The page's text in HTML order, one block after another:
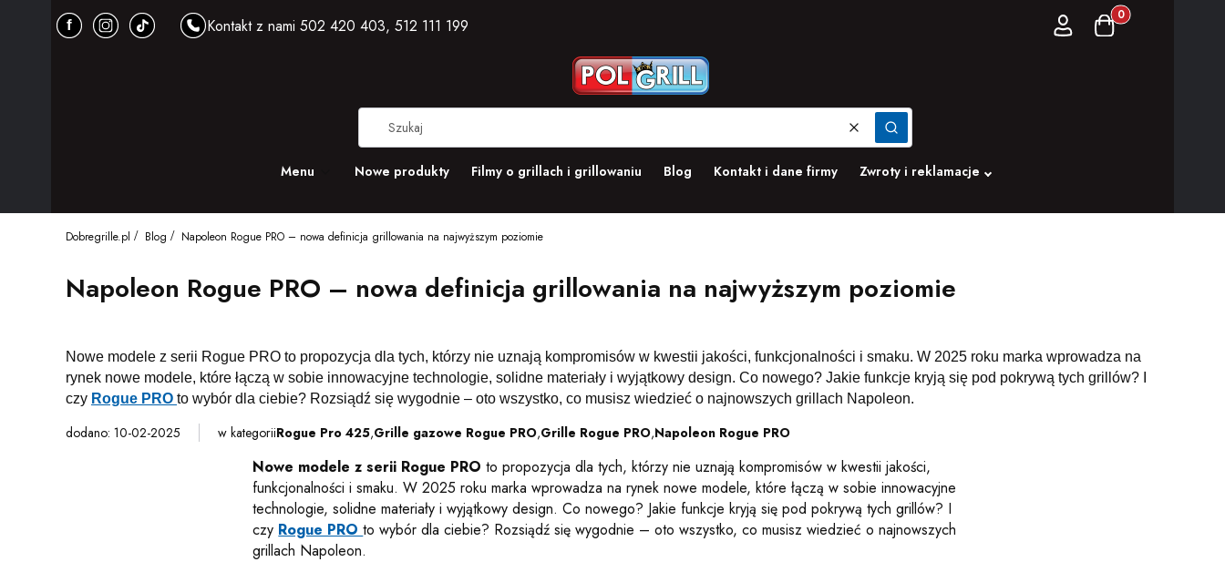
Kontakt z nami 502 420 403, 512 111 199 Zaloguj sięProdukty w
Koszyk
WyczyśćSzukaj
Menu
Nowe produkty Filmy o grillach i grillowaniu Blog Kontakt i dane firmy Zwroty i reklamacje
Dobregrille.pl Blog Napoleon Rogue PRO – nowa definicja grillowania na najwyższym poziomie
Napoleon Rogue PRO – nowa definicja grillowania na najwyższym poziomie
Nowe modele z serii Rogue PRO to propozycja dla tych, którzy nie uznają kompromisów w kwestii jakości, funkcjonalności i smaku. W 2025 roku marka wprowadza na
rynek nowe modele, które łączą w sobie innowacyjne technologie, solidne materiały i wyjątkowy design. Co nowego? Jakie funkcje kryją się pod pokrywą tych grillów? I
czy Rogue PRO to wybór dla ciebie? Rozsiądź się wygodnie – oto wszystko, co musisz wiedzieć o najnowszych grillach Napoleon.
dodano: 10-02-2025 w kategoriiRogue Pro 425,Grille gazowe Rogue PRO,Grille Rogue PRO,Napoleon Rogue PRO
Nowe modele z serii Rogue PRO to propozycja dla tych, którzy nie uznają kompromisów w kwestii jakości,
funkcjonalności i smaku. W 2025 roku marka wprowadza na rynek nowe modele, które łączą w sobie innowacyjne
technologie, solidne materiały i wyjątkowy design. Co nowego? Jakie funkcje kryją się pod pokrywą tych grillów? I
czy Rogue PROto wybór dla ciebie? Rozsiądź się wygodnie – oto wszystko, co musisz wiedzieć o najnowszych
grillach Napoleon.